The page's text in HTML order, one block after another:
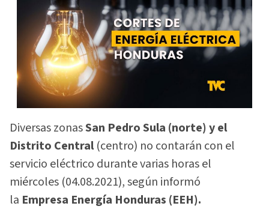
Diversas zonasSan Pedro Sula (norte) y el
Distrito Central(centro) no contarán con el
servicio eléctrico durante varias horas el
miércoles (04.08.2021), según informó
la Empresa Energía Honduras (EEH).